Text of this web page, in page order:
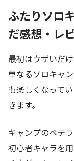
ふたりソロ
だ感想・レ
最初はウザいだ
単なるソロキャ
も楽しくなって
きます。
キャンプのベテ
初心者キャラを